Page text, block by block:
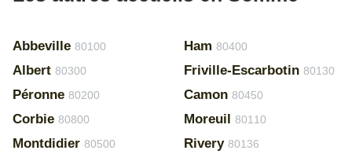
Abbeville 80100
Albert 80300
Péronne 80200
Corbie 80800
Montdidier 80500
Ham 80400
Friville-Escarbotin 80130
Camon 80450
Moreuil 80110
Rivery 80136